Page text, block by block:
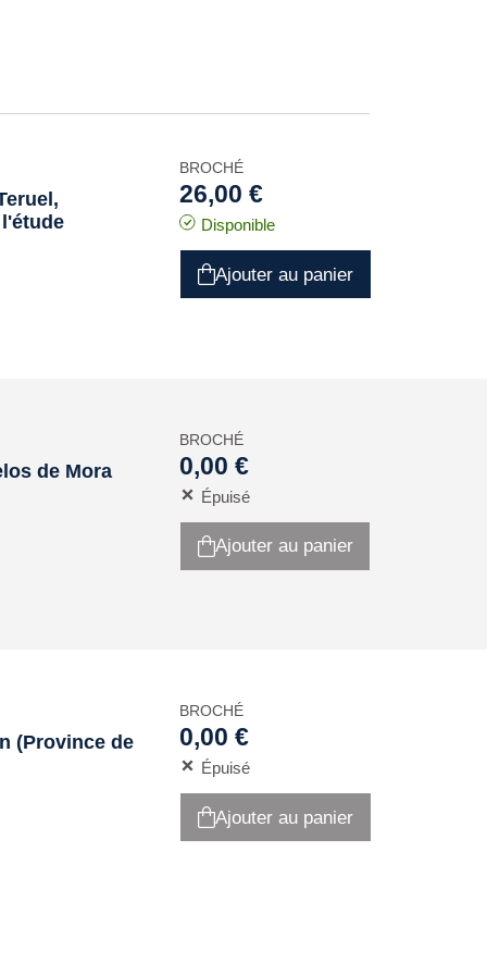
BROCHÉ
26,00 €
Disponible
Ajouter au panier
de Mora
BROCHÉ
0,00 €
Épuisé
Ajouter au panier
(Province de
BROCHÉ
0,00 €
Épuisé
Ajouter au panier